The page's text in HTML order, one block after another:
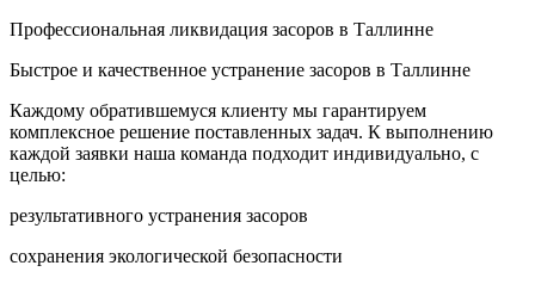
Профессиональная ликвидация засоров в Таллинне
Быстрое и качественное устранение засоров в Таллинне
Каждому обратившемуся клиенту мы гарантируем
комплексное решение поставленных задач. К выполнению
каждой заявки наша команда подходит индивидуально, с
целью:
результативного устранения засоров
сохранения экологической безопасности